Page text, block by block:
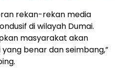
rekan-rekan media
di wilayah Dumai.
masyarakat akan
benar dan seimbang,”